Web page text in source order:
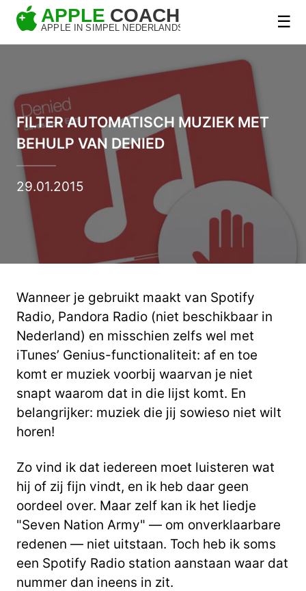
☰
FILTER AUTOMATISCH MUZIEK MET
BEHULP VAN DENIED
29.01.2015
Wanneer je gebruikt maakt van Spotify
Radio, Pandora Radio (niet beschikbaar in
Nederland) en misschien zelfs wel met
iTunes’ Genius-functionaliteit: af en toe
komt er muziek voorbij waarvan je niet
snapt waarom dat in die lijst komt. En
belangrijker: muziek die jij sowieso niet wilt
horen!
Zo vind ik dat iedereen moet luisteren wat
hij of zij fijn vindt, en ik heb daar geen
oordeel over. Maar zelf kan ik het liedje
"Seven Nation Army" — om onverklaarbare
redenen — niet uitstaan. Toch heb ik soms
een Spotify Radio station aanstaan waar dat
nummer dan ineens in zit.